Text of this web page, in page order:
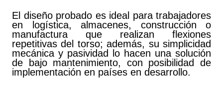
El diseño probado es ideal para trabajadores
en logística, almacenes, construcción o
manufactura que realizan flexiones
repetitivas del torso; además, su simplicidad
mecánica y pasividad lo hacen una solución
de bajo mantenimiento, con posibilidad de
implementación en países en desarrollo.